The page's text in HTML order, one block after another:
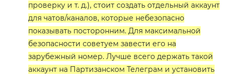
проверку и т. д.), стоит создать отдельный аккаунт
для чатов/каналов, которые небезопасно
показывать посторонним. Для максимальной
безопасности советуем завести его на
зарубежный номер. Лучше всего держать такой
аккаунт на Партизанском Телеграм и установить